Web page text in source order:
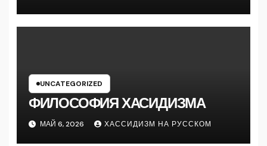
UNCATEGORIZED
ФИЛОСОФИЯ ХАСИДИЗМА
МАЙ 6, 2026 ХАССИДИЗМ НА РУССКОМ